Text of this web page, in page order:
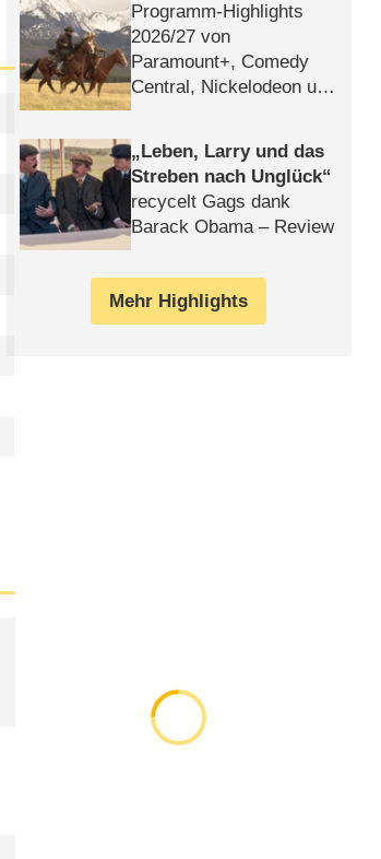
Programm-Highlights
2026/​27 von
Paramount+, Comedy
Central, Nickelodeon und
Leben, Larry und das
Streben nach Unglück
recycelt Gags dank
Barack Obama – Review
Mehr Highlights